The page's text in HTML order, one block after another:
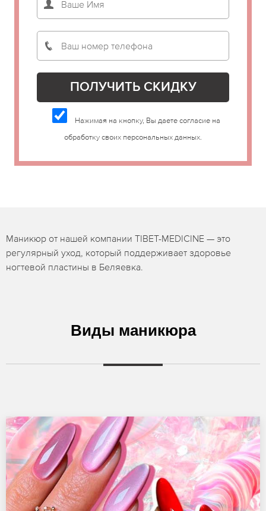
Нажимая на кнопку, Вы даете согласие на
обработку своих персональных данных.
Маникюр от нашей компании TIBET-MEDICINE — это
регулярный уход, который поддерживает здоровье
ногтевой пластины в Беляевка.
Виды маникюра